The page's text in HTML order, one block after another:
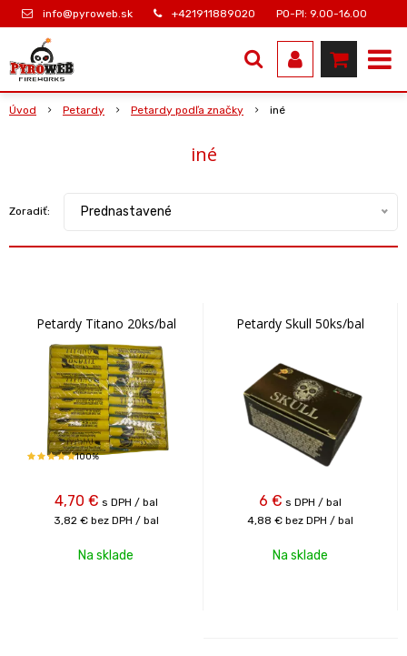
info@pyroweb.sk +421911889020 PO-PI: 9.00-16.00
Úvod Petardy Petardy podľa značky iné
iné
Zoradiť: Prednastavené
Petardy Titano 20ks/bal
100%
4,70 € s DPH / bal
3,82 € bez DPH / bal
Na sklade
Petardy Skull 50ks/bal
6 € s DPH / bal
4,88 € bez DPH / bal
Na sklade